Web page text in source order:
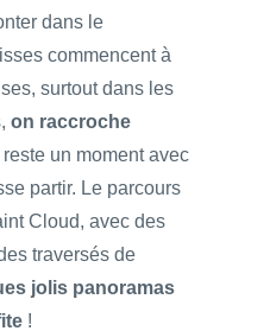
dans le
commencent à
surtout dans les
on raccroche
reste un moment avec
partir. Le parcours
Cloud, avec des
traversés de
jolis panoramas
!